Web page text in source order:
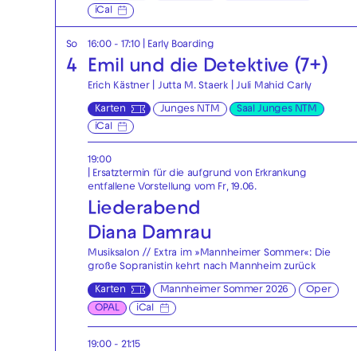
iCal
So
4
16:00 - 17:10| Early Boarding
Emil und die Detektive (7+)
Erich Kästner | Jutta M. Staerk | Juli Mahid Carly
Karten Junges NTM
Saal Junges NTM
iCal
19:00
| Ersatztermin für die aufgrund von Erkrankung
entfallene Vorstellung vom Fr, 19.06.
Liederabend
Diana Damrau
Musiksalon // Extra im »Mannheimer Sommer«: Die
große Sopranistin kehrt nach Mannheim zurück
Karten Mannheimer Sommer 2026
Oper
OPAL
iCal
19:00 - 21:15